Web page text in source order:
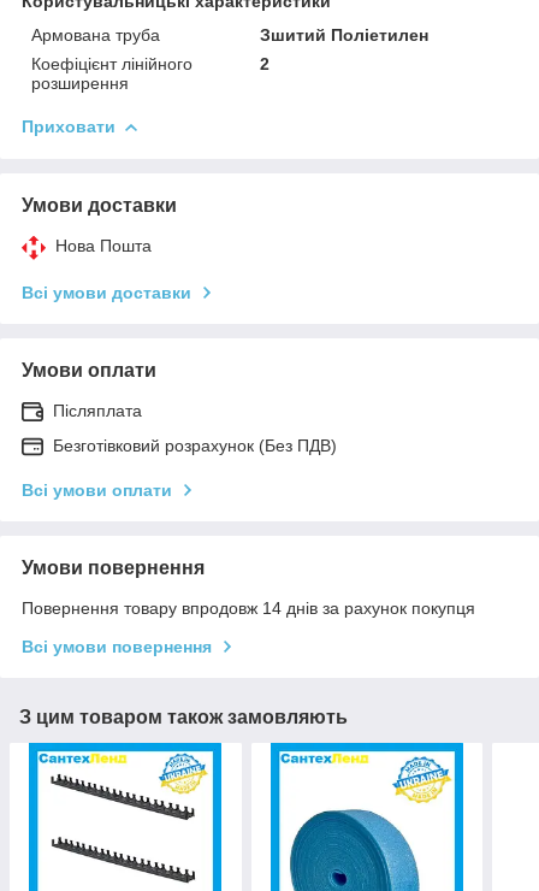
Армована труба
Зшитий Поліетилен
Коефіцієнт лінійного
розширення
2
Приховати
Умови доставки
Нова Пошта
Всі умови доставки
Умови оплати
Післяплата
Безготівковий розрахунок (Без ПДВ)
Всі умови оплати
Умови повернення
Повернення товару впродовж 14 днів за рахунок покупця
Всі умови повернення
З цим товаром також замовляють